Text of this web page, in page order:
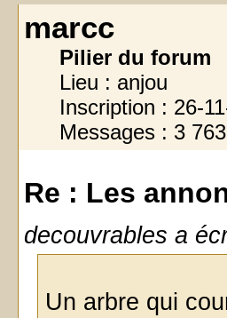
marcc
Pilier du forum
Lieu : anjou
Inscription : 26-
Messages : 3 763
Re : Les
decouvrables a
Un arbre qui